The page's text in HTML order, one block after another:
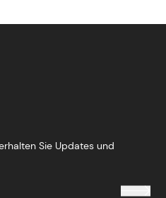
Sie Updates und